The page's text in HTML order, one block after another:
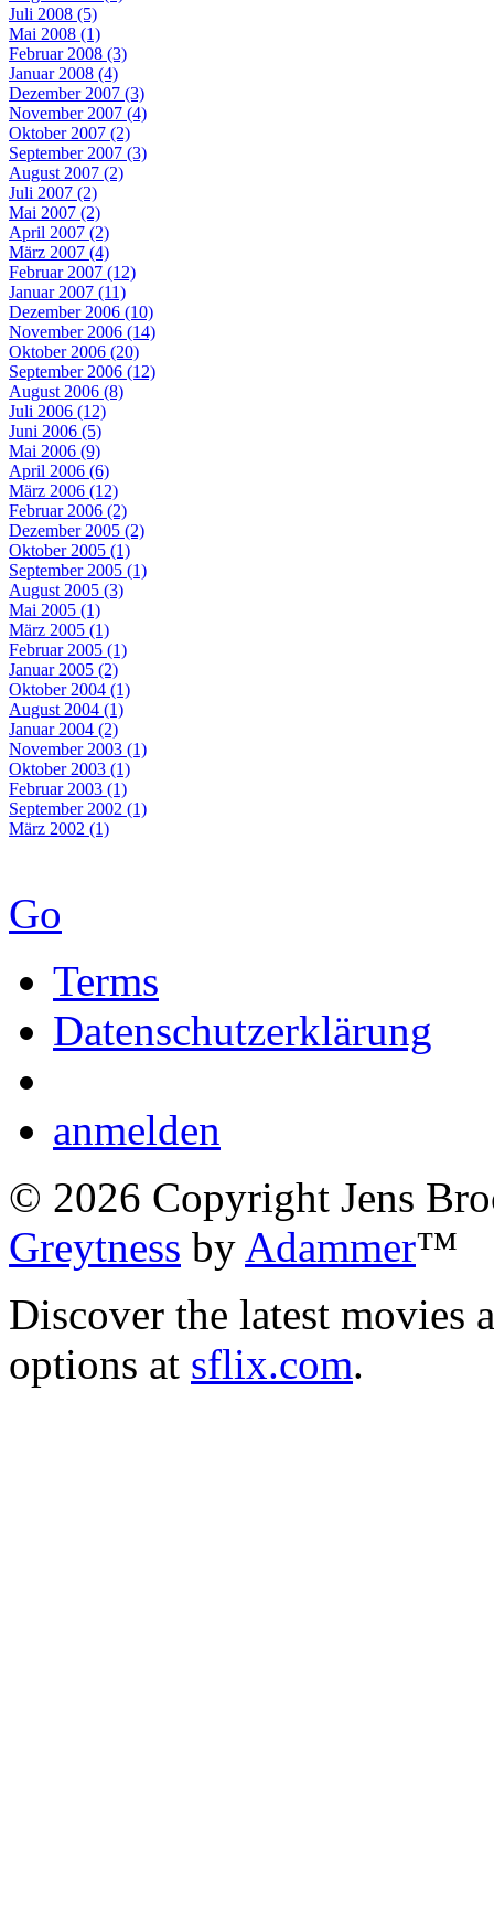
Juli 2008 (5)
Mai 2008 (1)
Februar 2008 (3)
Januar 2008 (4)
Dezember 2007 (3)
November 2007 (4)
Oktober 2007 (2)
September 2007 (3)
August 2007 (2)
Juli 2007 (2)
Mai 2007 (2)
April 2007 (2)
März 2007 (4)
Februar 2007 (12)
Januar 2007 (11)
Dezember 2006 (10)
November 2006 (14)
Oktober 2006 (20)
September 2006 (12)
August 2006 (8)
Juli 2006 (12)
Juni 2006 (5)
Mai 2006 (9)
April 2006 (6)
März 2006 (12)
Februar 2006 (2)
Dezember 2005 (2)
Oktober 2005 (1)
September 2005 (1)
August 2005 (3)
Mai 2005 (1)
März 2005 (1)
Februar 2005 (1)
Januar 2005 (2)
Oktober 2004 (1)
August 2004 (1)
Januar 2004 (2)
November 2003 (1)
Oktober 2003 (1)
Februar 2003 (1)
September 2002 (1)
März 2002 (1)
Go
Terms
Datenschutzerklärung
anmelden
© 2026 Copyright Jens
Greytness by Adammer™
Discover the latest movies
options at sflix.com.